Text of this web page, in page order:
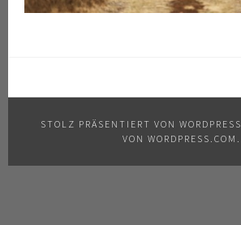
STOLZ PRÄSENTIERT VON WORDPRESS
VON WORDPRESS.COM